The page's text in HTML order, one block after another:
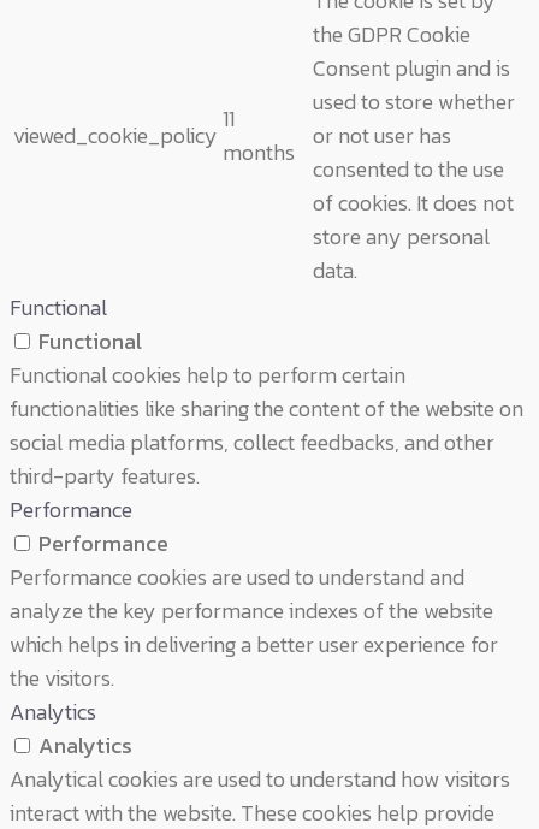
viewed_cookie_policy
11
months
the GDPR Cookie
Consent plugin and is
used to store whether
or not user has
consented to the use
of cookies. It does not
store any personal
data.
Functional
Functional
Functional cookies help to perform certain
functionalities like sharing the content of the website on
social media platforms, collect feedbacks, and other
third-party features.
Performance
Performance
Performance cookies are used to understand and
analyze the key performance indexes of the website
which helps in delivering a better user experience for
the visitors.
Analytics
Analytics
Analytical cookies are used to understand how visitors
interact with the website. These cookies help provide